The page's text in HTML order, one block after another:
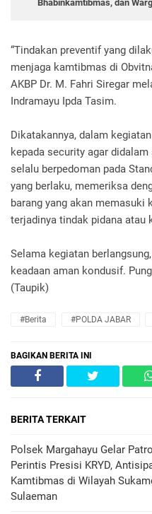
Bhabinkamtibmas, dan
“Tindakan preventif yang
menjaga kamtibmas di
AKBP Dr. M. Fahri Siregar
Indramayu Ipda Tasim.
Dikatakannya, dalam
kepada security agar
selalu berpedoman pada
yang berlaku, memeriksa
barang yang akan memasuki
terjadinya tindak pidana atau
Selama kegiatan
keadaan aman kondusif.
(Taupik)
#Berita #POLDA JABAR
BAGIKAN BERITA INI
BERITA TERKAIT
Polsek Margahayu Gelar
Perintis Presisi KRYD,
Kamtibmas di Wilayah
Sulaeman